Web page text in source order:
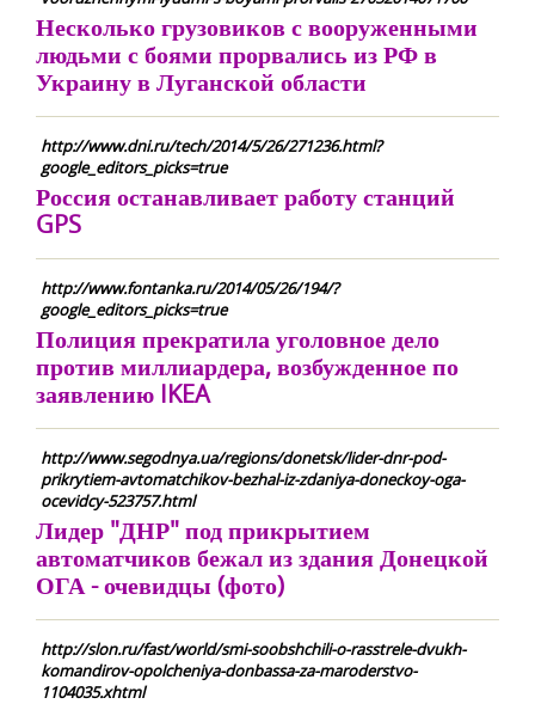
Несколько грузовиков с вооруженными
людьми с боями прорвались из РФ в
Украину в Луганской области
http://www.dni.ru/tech/2014/5/26/271236.html?
google_editors_picks=true
Россия останавливает работу станций
GPS
http://www.fontanka.ru/2014/05/26/194/?
google_editors_picks=true
Полиция прекратила уголовное дело
против миллиардера, возбужденное по
заявлению IKEA
http://www.segodnya.ua/regions/donetsk/lider-dnr-pod-
prikrytiem-avtomatchikov-bezhal-iz-zdaniya-doneckoy-oga-
ocevidcy-523757.html
Лидер "ДНР" под прикрытием
автоматчиков бежал из здания Донецкой
ОГА - очевидцы (фото)
http://slon.ru/fast/world/smi-soobshchili-o-rasstrele-dvukh-
komandirov-opolcheniya-donbassa-za-maroderstvo-
1104035.xhtml